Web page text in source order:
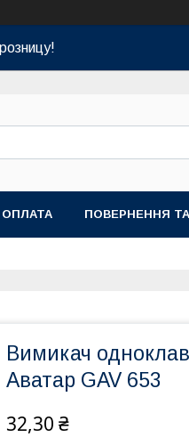
ПОВЕРНЕННЯ
Вимикач
Аватар GAV 653
32,30 ₴